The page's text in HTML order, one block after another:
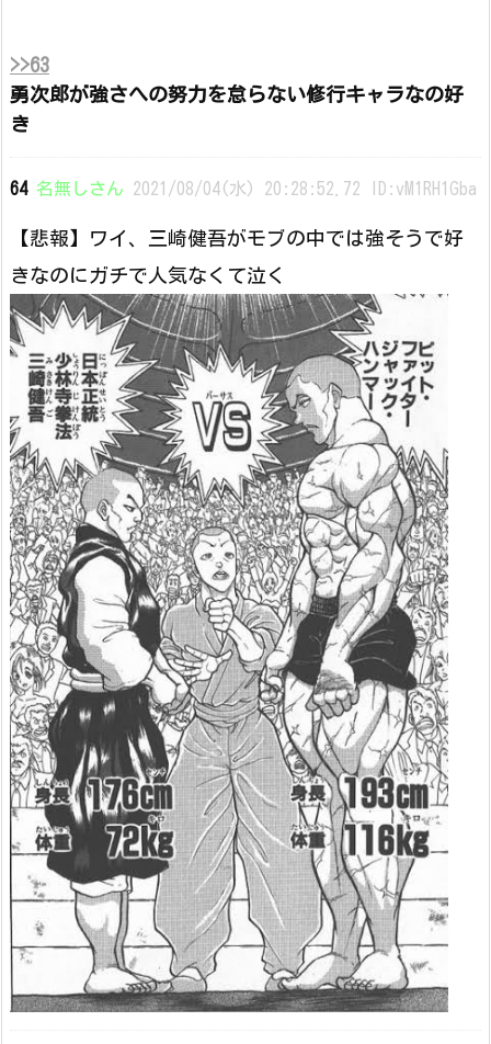
>>63
勇次郎が強さへの努力を怠らない修行キャラなの好
き
64 名無しさん 2021/08/04(水) 20:28:52.72 ID:vM1RH1Gba
【悲報】ワイ、三崎健吾がモブの中では強そうで好
きなのにガチで人気なくて泣く